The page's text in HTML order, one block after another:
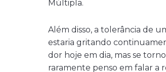
Múltipla.
Além disso, a tolerância de
estaria gritando
dor hoje em dia, mas se
raramente penso em falar a